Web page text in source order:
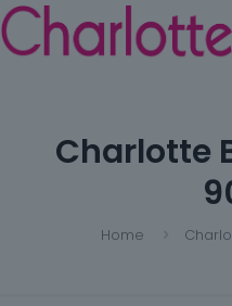
Charlotte
Home